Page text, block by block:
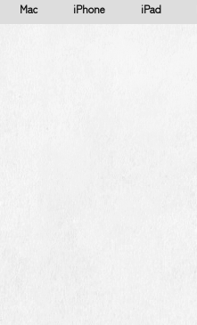
Mac iPhone iPad